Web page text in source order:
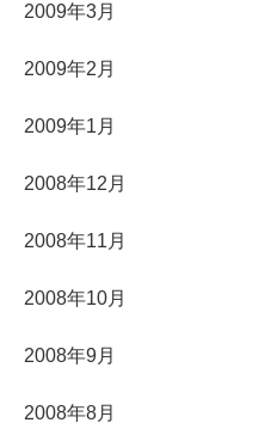
2009年3月
2009年2月
2009年1月
2008年12月
2008年11月
2008年10月
2008年9月
2008年8月